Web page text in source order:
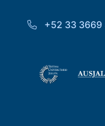
+52 33 3669